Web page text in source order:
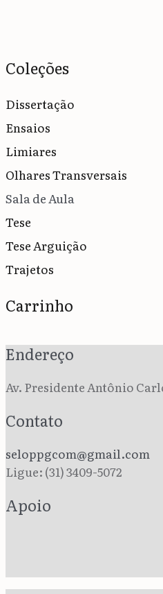
Coleções
Dissertação
Ensaios
Limiares
Olhares Transversais
Sala de Aula
Tese
Tese Arguição
Trajetos
Carrinho
Endereço
Av. Presidente Antônio
Contato
seloppgcom@gmail.com
Ligue: (31) 3409-5072
Apoio